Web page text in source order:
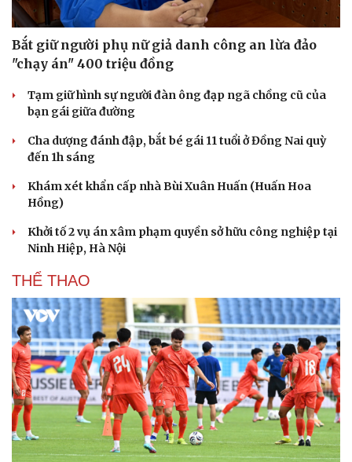
Văn hóa
Giải trí
Bắt giữ người phụ nữ giả danh công an lừa đảo
"chạy án" 400 triệu đồng
Tạm giữ hình sự người đàn ông đạp ngã chồng cũ của
bạn gái giữa đường
Cha dượng đánh đập, bắt bé gái 11 tuổi ở Đồng Nai quỳ
đến 1h sáng
Khám xét khẩn cấp nhà Bùi Xuân Huấn (Huấn Hoa
Hồng)
Khởi tố 2 vụ án xâm phạm quyền sở hữu công nghiệp tại
Ninh Hiệp, Hà Nội
THỂ THAO